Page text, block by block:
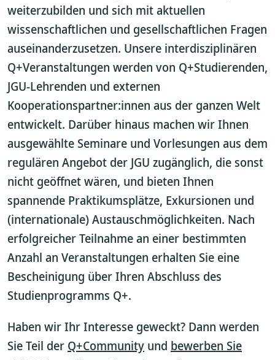
weiterzubilden und sich mit aktuellen
wissenschaftlichen und gesellschaftlichen Fragen
auseinanderzusetzen. Unsere interdisziplinären
Q+Veranstaltungen werden von Q+Studierenden,
JGU-Lehrenden und externen
Kooperationspartner:innen aus der ganzen Welt
entwickelt. Darüber hinaus machen wir Ihnen
ausgewählte Seminare und Vorlesungen aus dem
regulären Angebot der JGU zugänglich, die sonst
nicht geöffnet wären, und bieten Ihnen
spannende Praktikumsplätze, Exkursionen und
(internationale) Austauschmöglichkeiten. Nach
erfolgreicher Teilnahme an einer bestimmten
Anzahl an Veranstaltungen erhalten Sie eine
Bescheinigung über Ihren Abschluss des
Studienprogramms Q+.
Haben wir Ihr Interesse geweckt? Dann werden
Sie Teil der Q+Community und bewerben Sie